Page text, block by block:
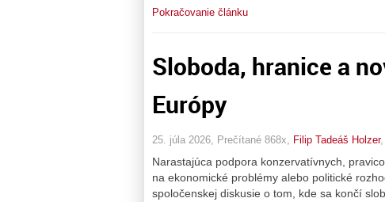
Pokračovanie článku
Sloboda, hranice a
Európy
25. júla 2026, Prečítané 868x, Filip Tadeáš Holzer,
Narastajúca podpora konzervatívnych,
na ekonomické problémy alebo politické
spoločenskej diskusie o tom, kde sa končí